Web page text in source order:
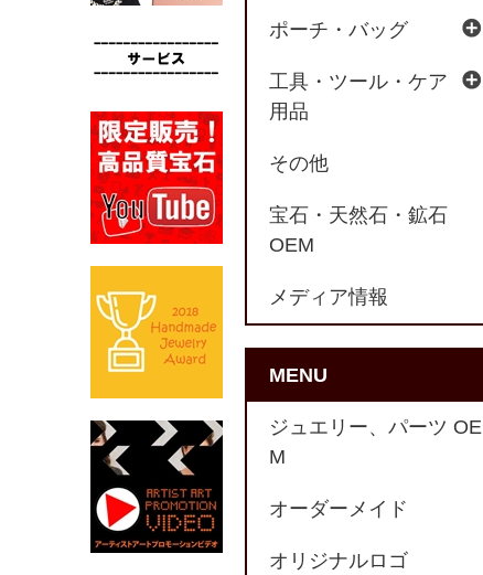
ポーチ・バッグ
工具・ツール・ケア
用品
その他
宝石・天然石・鉱石
OEM
メディア情報
MENU
ジュエリー、パーツ OE
M
オーダーメイド
オリジナルロゴ